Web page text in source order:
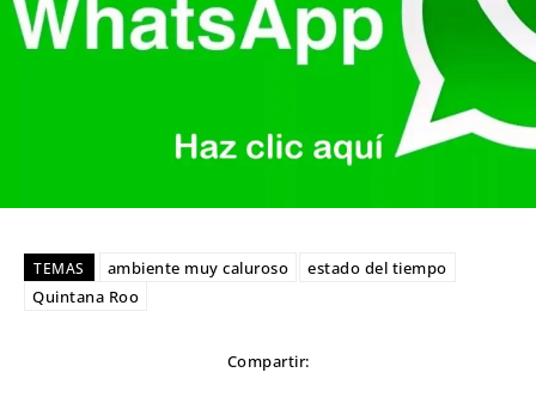
TEMAS ambiente muy caluroso
estado del tiempo
Quintana Roo
Compartir: